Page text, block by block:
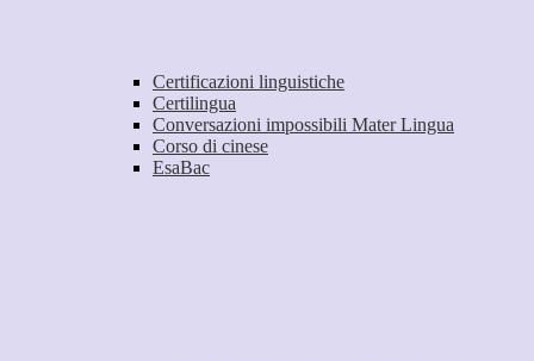
Certificazioni linguistiche
Certilingua
Conversazioni impossibili Mater Lingua
Corso di cinese
EsaBac